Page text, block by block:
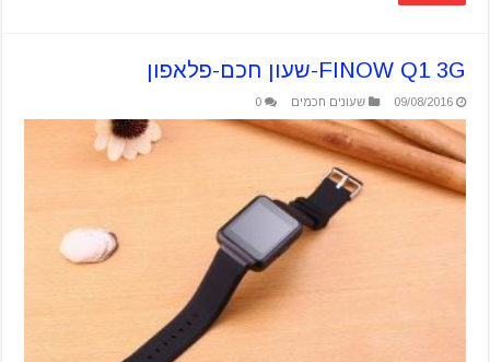
FINOW Q1 3G-שעון חכם-פלאפון
09/08/2016 שעונים חכמים 0